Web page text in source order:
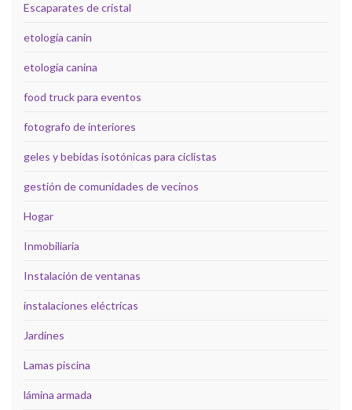
Escaparates de cristal
etología canin
etología canina
food truck para eventos
fotografo de interiores
geles y bebidas isotónicas para ciclistas
gestión de comunidades de vecinos
Hogar
Inmobiliaria
Instalación de ventanas
instalaciones eléctricas
Jardines
Lamas piscina
lámina armada